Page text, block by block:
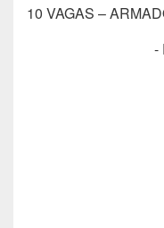
10 VAGAS –
-